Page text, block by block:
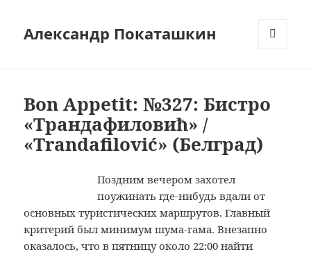
Александр Покаташкин
Bon Appetit: №327: Бистро
«Трандафиловић» /
«Trandafilović» (Белград)
Поздним вечером захотел
поужинать где-нибудь вдали от
основных туристических маршрутов. Главный
критерий был минимум шума-гама. Внезапно
оказалось, что в пятницу около 22:00 найти